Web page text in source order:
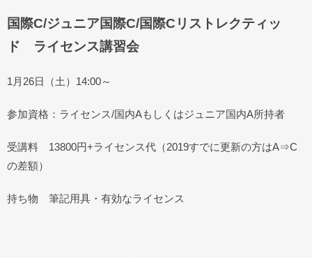
国際C/ジュニア国際C/国際Cリストレクティッ
ド ライセンス講習会
1月26日（土）14:00～
参加資格：ライセンス/国内Aもしくはジュニア国内A所持者
受講料 13800円+ライセンス代（2019すでに更新の方はA⇒C
の差額）
持ち物 筆記用具・有効なライセンス